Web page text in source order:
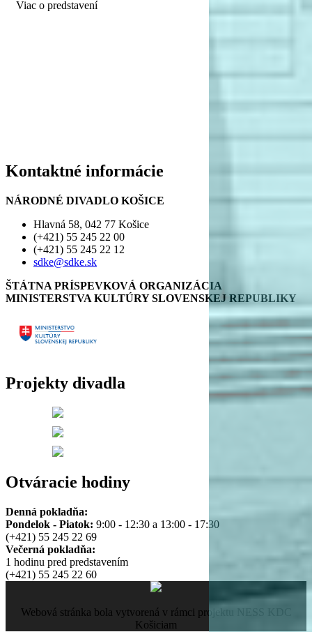
Viac o predstavení
Kontaktné informácie
NÁRODNÉ DIVADLO KOŠICE
Hlavná 58, 042 77 Košice
(+421) 55 245 22 00
(+421) 55 245 22 12
sdke@sdke.sk
ŠTÁTNA PRÍSPEVKOVÁ ORGANIZÁCIA
MINISTERSTVA KULTÚRY SLOVENSKEJ REPUBLIKY
Projekty divadla
Otváracie hodiny
Denná pokladňa:
Pondelok - Piatok: 9:00 - 12:30 a 13:00 - 17:30
(+421) 55 245 22 69
Večerná pokladňa:
1 hodinu pred predstavením
(+421) 55 245 22 60
Webová stránka bola vytvorená v rámci projektu NESS KDC
Košiciam